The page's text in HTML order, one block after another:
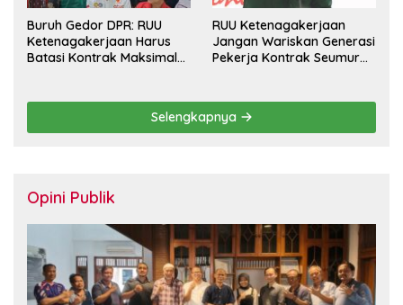
Buruh Gedor DPR: RUU
Ketenagakerjaan Harus
Batasi Kontrak Maksimal
RUU Ketenagakerjaan
Jangan Wariskan Generasi
Pekerja Kontrak Seumur
Selengkapnya
Opini Publik